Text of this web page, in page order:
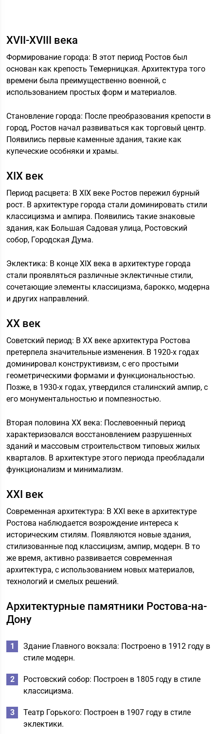
XVII-XVIII века
Формирование города: В этот период Ростов был
основан как крепость Темерницкая. Архитектура того
времени была преимущественно военной, с
использованием простых форм и материалов.
Становление города: После преобразования крепости в
город, Ростов начал развиваться как торговый центр.
Появились первые каменные здания, такие как
купеческие особняки и храмы.
XIX век
Период расцвета: В XIX веке Ростов пережил бурный
рост. В архитектуре города стали доминировать стили
классицизма и ампира. Появились такие знаковые
здания, как Большая Садовая улица, Ростовский
собор, Городская Дума.
Эклектика: В конце XIX века в архитектуре города
стали проявляться различные эклектичные стили,
сочетающие элементы классицизма, барокко, модерна
и других направлений.
XX век
Советский период: В XX веке архитектура Ростова
претерпела значительные изменения. В 1920-х годах
доминировал конструктивизм, с его простыми
геометрическими формами и функциональностью.
Позже, в 1930-х годах, утвердился сталинский ампир, с
его монументальностью и помпезностью.
Вторая половина XX века: Послевоенный период
характеризовался восстановлением разрушенных
зданий и массовым строительством типовых жилых
кварталов. В архитектуре этого периода преобладали
функционализм и минимализм.
XXI век
Современная архитектура: В XXI веке в архитектуре
Ростова наблюдается возрождение интереса к
историческим стилям. Появляются новые здания,
стилизованные под классицизм, ампир, модерн. В то
же время, активно развивается современная
архитектура, с использованием новых материалов,
технологий и смелых решений.
Архитектурные памятники Ростова-на-
Дону
Здание Главного вокзала: Построено в 1912 году в
стиле модерн.
Ростовский собор: Построен в 1805 году в стиле
классицизма.
Театр Горького: Построен в 1907 году в стиле
эклектики.